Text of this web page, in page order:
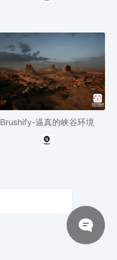
Brushify-逼真的峡谷环境